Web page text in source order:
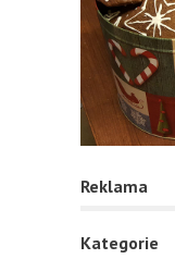
Reklama
Kategorie